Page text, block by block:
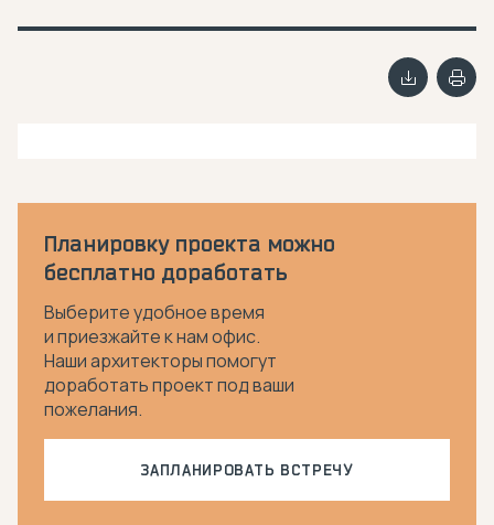
Планировку проекта можно
бесплатно доработать
Выберите удобное время
и приезжайте к нам офис.
Наши архитекторы помогут
доработать проект под ваши
пожелания.
ЗАПЛАНИРОВАТЬ ВСТРЕЧУ